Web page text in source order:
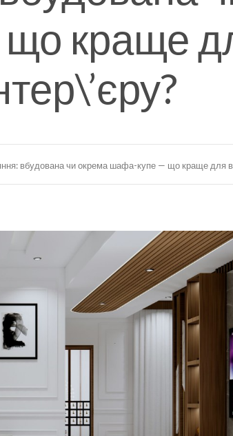
краще
вбудована чи окрема шафа-купе — що краще для